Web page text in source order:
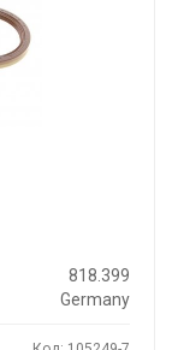
818.399
Germany